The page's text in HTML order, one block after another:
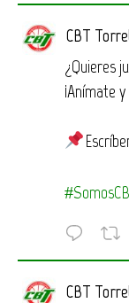
CBT
¿Quieres
¡Anímate
CBT